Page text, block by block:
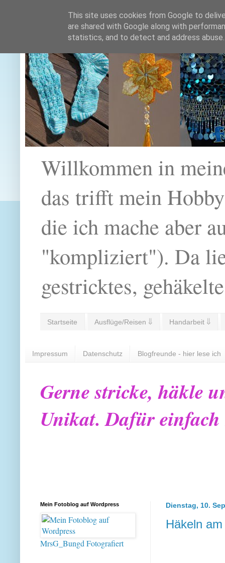
Willkommen in
das trifft mein
die ich mache aber
"kompliziert"). Da
gestricktes,
Startseite Ausflüge/Reisen ⇓ Handarbeit ⇓
Impressum Datenschutz Blogfreunde - hier lese ich
Gerne stricke, häkle
Unikat. Dafür
Dienstag, 10.
Häkeln
Mein Fotoblog auf Wordpress
MrsG_Bungd Fotografiert
This site uses cookies from Google to
are shared with Google along with
statistics, and to detect and address abuse.